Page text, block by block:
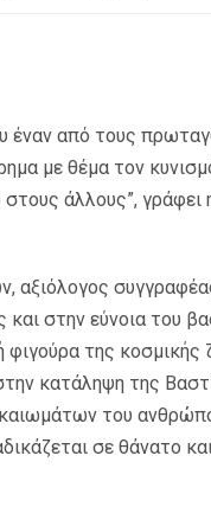
έναν από τους
με θέμα τον
άλλους”,
αξιόλογος
στην εύνοια του
της
κατάληψη της
του
σε θάνατο